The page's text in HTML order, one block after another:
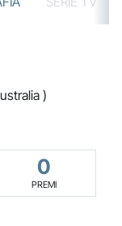
)
0
PREMI